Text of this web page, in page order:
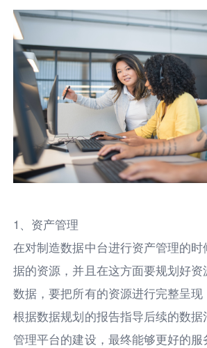
1、资产管理
在对制造数据中台进行资产管理的
据的资源，并且在这方面要规划好
数据，要把所有的资源进行完整呈
根据数据规划的报告指导后续的数
管理平台的建设，最终能够更好的